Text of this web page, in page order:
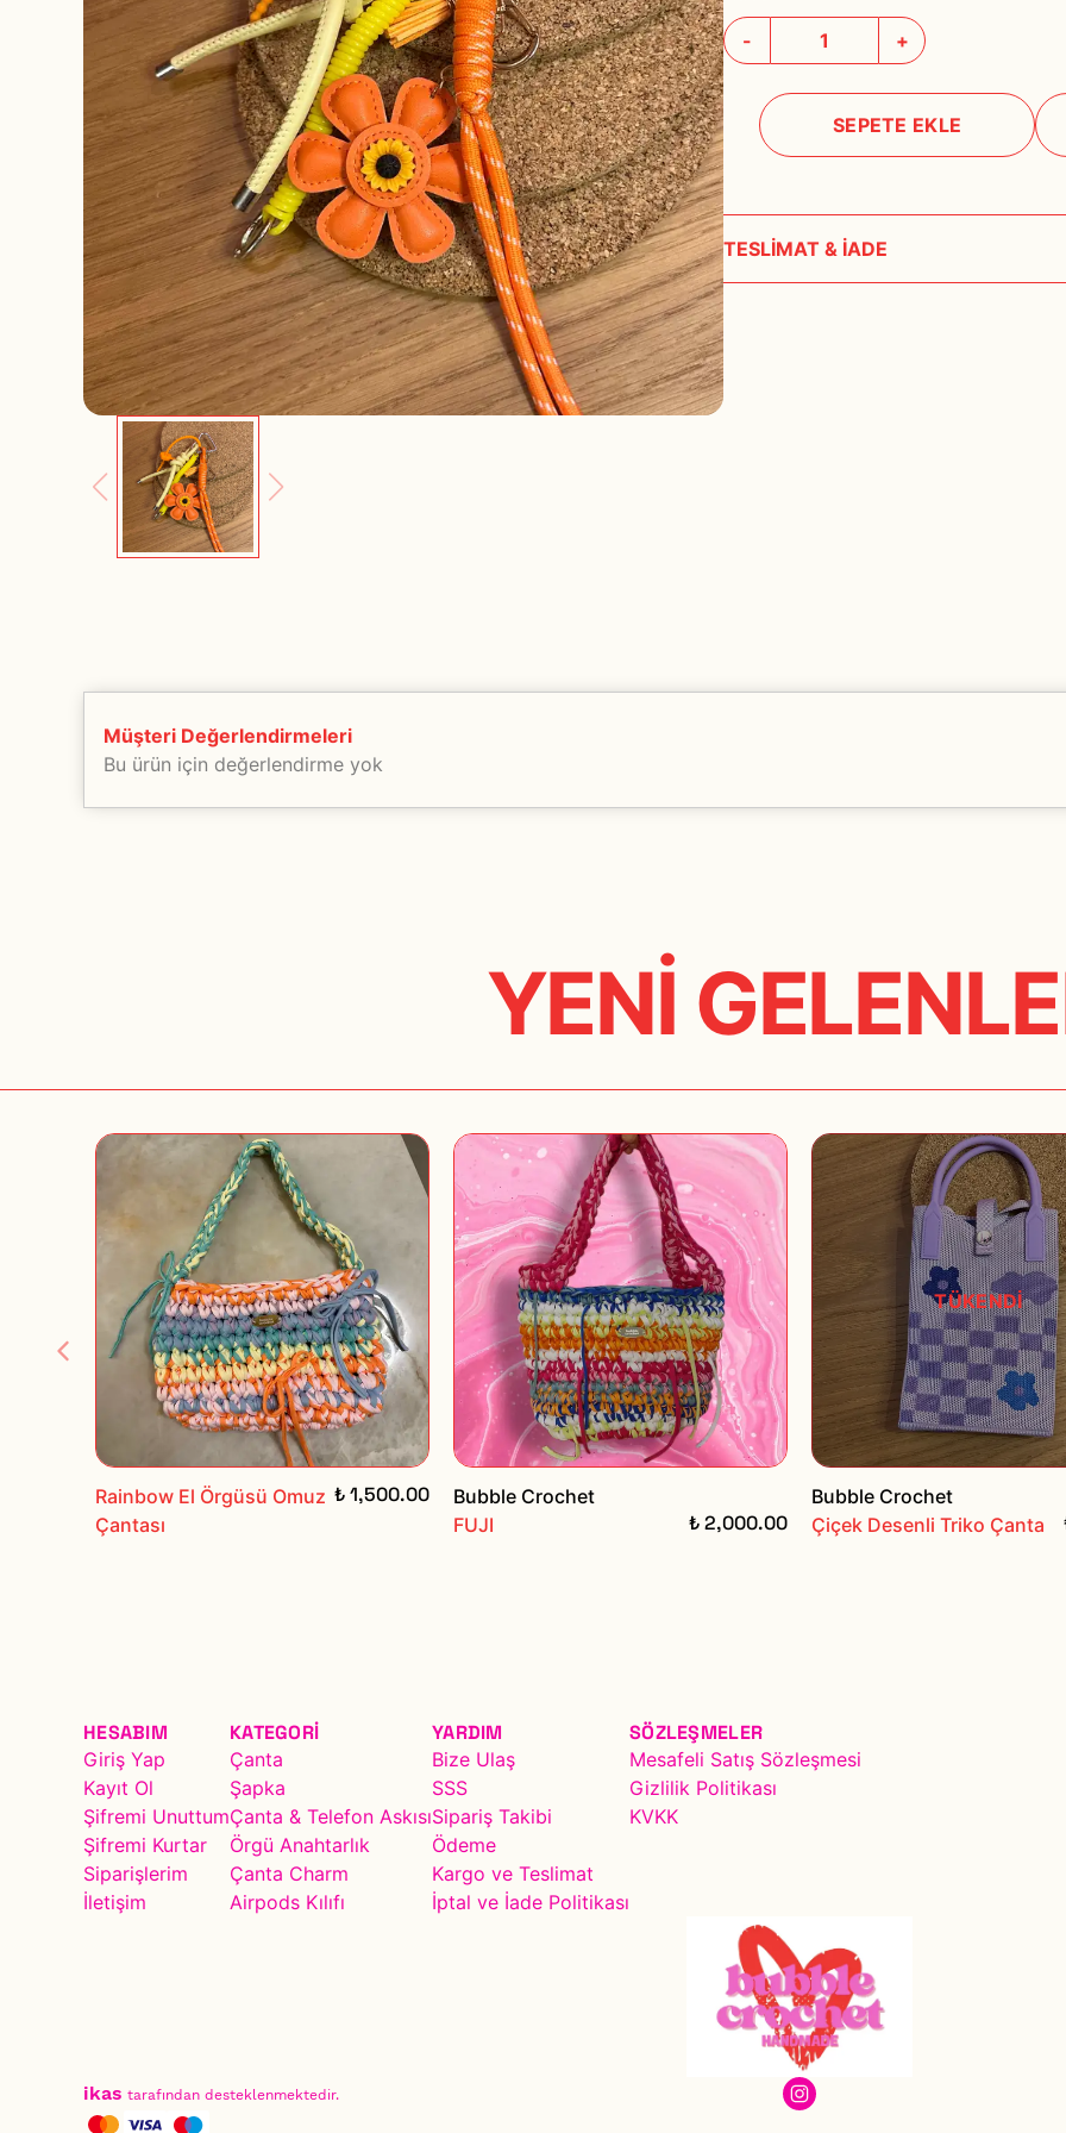
- +
SEPETE EKLE
TESLİMAT & İADE
Müşteri Değerlendirmeleri
Bu ürün için değerlendirme yok
YENİ
Rainbow El Örgüsü Omuz
Çantası
₺ 1,500.00
Bubble Crochet
FUJI
₺ 2,000.00
TÜKENDİ
Bubble Crochet
Çiçek Desenli Triko Çanta
HESABIM
Giriş Yap
Kayıt Ol
Şifremi Unuttum
Şifremi Kurtar
Siparişlerim
İletişim
KATEGORİ
Çanta
Şapka
Çanta & Telefon Askısı
Örgü Anahtarlık
Çanta Charm
Airpods Kılıfı
YARDIM
Bize Ulaş
SSS
Sipariş Takibi
Ödeme
Kargo ve Teslimat
İptal ve İade Politikası
SÖZLEŞMELER
Mesafeli Satış Sözleşmesi
Gizlilik Politikası
KVKK
ikas tarafından desteklenmektedir.